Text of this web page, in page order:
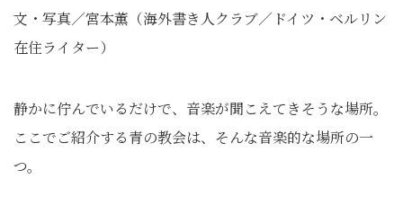
文・写真／宮本薫（海外書き人クラブ／ドイツ・ベルリン
在住ライター）
静かに佇んでいるだけで、音楽が聞こえてきそうな場所。
ここでご紹介する青の教会は、そんな音楽的な場所の一
つ。